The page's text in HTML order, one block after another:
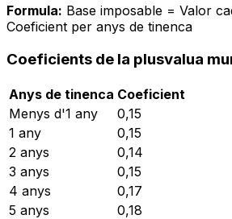
Formula: Base imposable = Valor
Coeficient per anys de tinenca
Coeficients de la plusvalua
Anys de tinenca Coeficient
Menys d'1 any
0,15
1 any
0,15
2 anys
0,14
3 anys
0,15
4 anys
0,17
5 anys
0,18